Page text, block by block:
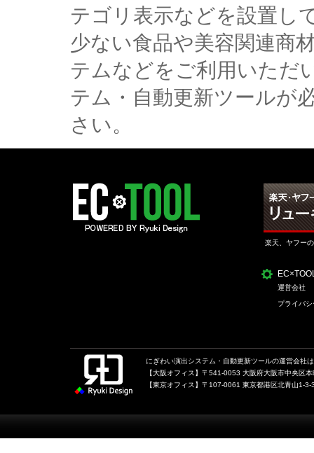
テゴリ表示などを設置し
少ない食品や美容関連商
テムなどをご利用いただ
テム・自動更新ツールが
さい。
楽天、ヤフー
運営会社
プライバ
にぎわい演出システム・自動更新ツールの運営会
【大阪オフィス】〒541-0053 大阪府大阪市中央区
【東京オフィス】〒107-0061 東京都港区北青山1-